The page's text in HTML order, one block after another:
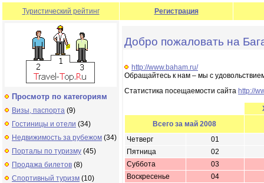
Туристический рейтинг Регистрация
Просмотр по категориям
Визы, паспорта (9)
Гостиницы и отели (34)
Недвижимость за рубежом (34)
Порталы по туризму (45)
Продажа билетов (8)
Спортивный туризм (10)
Добро пожаловать на
http://www.baham.ru/
Обращайтесь к нам – мы с
Статистика посещаемости сайта http://
Всего за май 2008
Четверг
01
Пятница
02
Суббота
03
Воскресенье
04